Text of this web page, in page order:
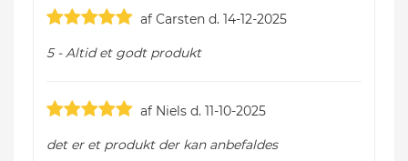
af Carsten d. 14-12-2025
5 - Altid et godt produkt
af Niels d. 11-10-2025
det er et produkt der kan anbefaldes